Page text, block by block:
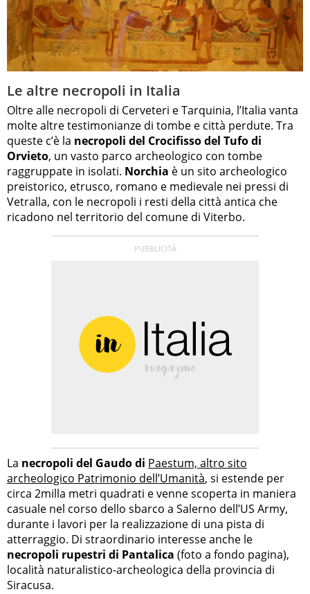
Le altre necropoli in Italia
Oltre alle necropoli di Cerveteri e Tarquinia, l’Italia vanta
molte altre testimonianze di tombe e città perdute. Tra
queste c’è la necropoli del Crocifisso del Tufo di
Orvieto, un vasto parco archeologico con tombe
raggruppate in isolati. Norchia è un sito archeologico
preistorico, etrusco, romano e medievale nei pressi di
Vetralla, con le necropoli i resti della città antica che
ricadono nel territorio del comune di Viterbo.
La necropoli del Gaudo di Paestum, altro sito
archeologico Patrimonio dell’Umanità, si estende per
circa 2milla metri quadrati e venne scoperta in maniera
casuale nel corso dello sbarco a Salerno dell’US Army,
durante i lavori per la realizzazione di una pista di
atterraggio. Di straordinario interesse anche le
necropoli rupestri di Pantalica (foto a fondo pagina),
località naturalistico-archeologica della provincia di
Siracusa.